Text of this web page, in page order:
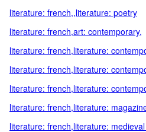
literature: french,,literature: poetry
literature: french,art: contemporary,
literature: french,literature:
literature: french,literature:
literature: french,literature:
literature: french,literature:
literature: french,literature: